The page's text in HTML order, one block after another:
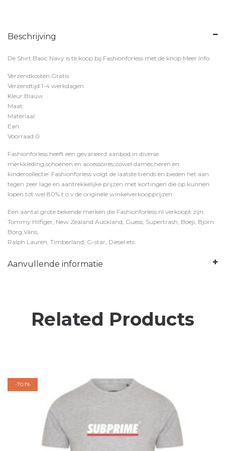
Beschrijving
De Shirt Basic Navy is te koop bij Fashionforless met de knop Meer Info.
Verzendkosten:Gratis
Verzendtijd:1-4 werkdagen
Kleur:Blauw
Maat:
Materiaal:
Ean:
Voorraad:0
Fashionforless heeft een gevarieerd aanbod in diverse
merkkleding,schoenen en accessoires,zowel dames,heren en
kindercollectie. Fashionforless volgt de laatste trends en bieden het aan
tegen zeer lage en aantrekkelijke prijzen met kortingen die op kunnen
lopen tot wel 80% t.o.v de originele winkelverkoopprijzen.
Een aantal grote bekende merken die Fashionforless.nl verkoopt zijn:
Tommy Hilfiger, New Zealand Auckland, Guess, Supertrash, Boeji, Bjorn
Borg,Vans,
Ralph Lauren, Timberland, G-star, Diesel etc.
Aanvullende informatie
Related Products
-70.1%